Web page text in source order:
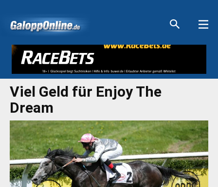
Viel Geld für Enjoy The
Dream